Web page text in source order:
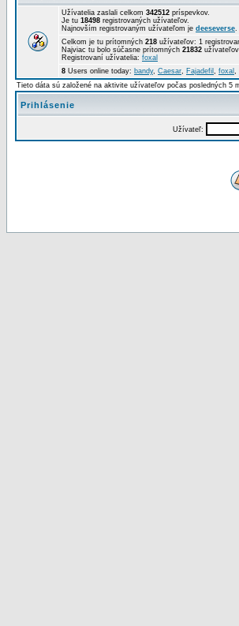
Užívatelia zaslali celkom 342512 príspevkov.
Je tu 18498 registrovaných užívateľov.
Najnovším registrovaným užívateľom je deeseverse.
Celkom je tu prítomných 218 užívateľov: 1
Najviac tu bolo súčasne prítomných 21832
Registrovaní užívatelia: foxal
8 Users online today: bandy, Caesar, Fajadefil , foxal ,
Tieto dáta sú založené na aktivite užívateľov počas posledných 5
Prihlásenie
Užívateľ: